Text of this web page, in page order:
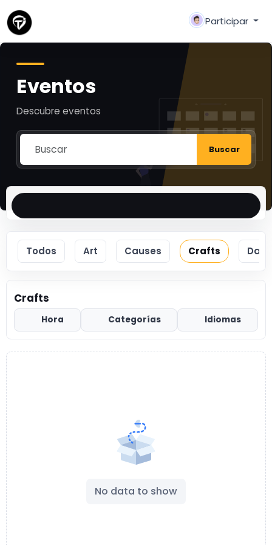
Participar
Eventos
Descubre eventos
Buscar
Todos Art Causes Crafts
Crafts
Hora Categorías Idiomas
No data to show